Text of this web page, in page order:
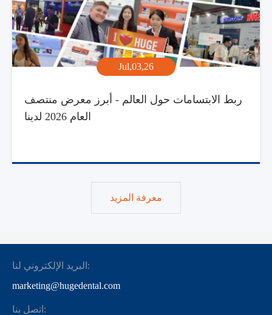
Jul,03,26
ربط الابتسامات حول العالم - أبرز معرض منتصف
العام 2026 لدينا
معرفة المزيد
البريد الإلكتروني لنا:
marketing@hugedental.com
اتصل بنا: